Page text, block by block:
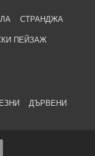
СТРАНДЖА
ПЕЙЗАЖ
ДЪРВЕНИ